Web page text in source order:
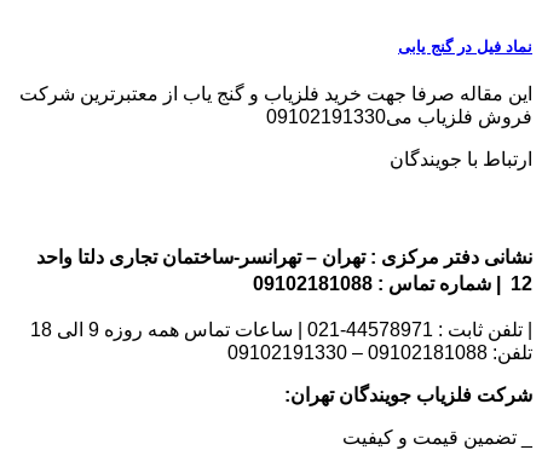
نماد فیل در گنج یابی
این مقاله صرفا جهت خرید فلزیاب و گنج یاب از معتبرترین شرکت
فروش فلزیاب می09102191330
ارتباط با جویندگان
نشانی دفتر مرکزی : تهران – تهرانسر-ساختمان تجاری دلتا واحد
12 | شماره تماس : 09102181088
| تلفن ثابت : 44578971-021 | ساعات تماس همه روزه 9 الی 18
تلفن: 09102181088 – 09102191330
شرکت فلزیاب جویندگان تهران:
_ تضمین قیمت و کیفیت